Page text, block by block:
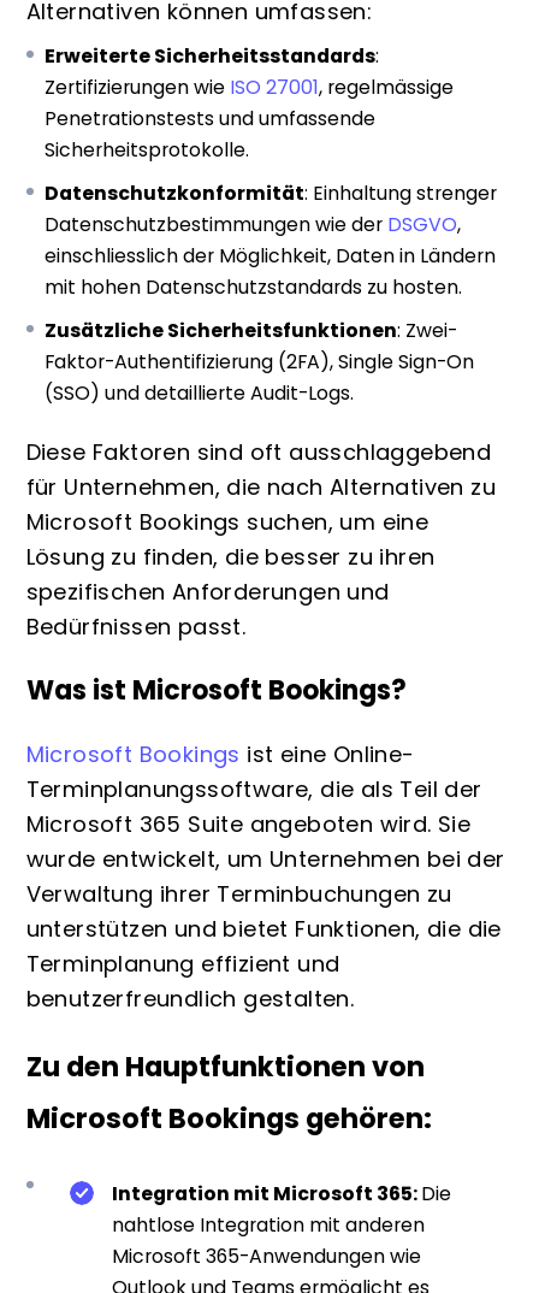
Alternativen können umfassen:
Erweiterte Sicherheitsstandards:
Zertifizierungen wieISO 27001, regelmässige
Penetrationstests und umfassende
Sicherheitsprotokolle.
Datenschutzkonformität: Einhaltung strenger
Datenschutzbestimmungen wie der DSGVO,
einschliesslich der Möglichkeit, Daten in Ländern
mit hohen Datenschutzstandards zu hosten.
Zusätzliche Sicherheitsfunktionen: Zwei-
Faktor-Authentifizierung (2FA), Single Sign-On
(SSO) und detaillierte Audit-Logs.
Diese Faktoren sind oft ausschlaggebend
für Unternehmen, die nach Alternativen zu
Microsoft Bookings suchen, um eine
Lösung zu finden, die besser zu ihren
spezifischen Anforderungen und
Bedürfnissen passt.
Was ist Microsoft Bookings?
Microsoft Bookings ist eine Online-
Terminplanungssoftware, die als Teil der
Microsoft 365 Suite angeboten wird. Sie
wurde entwickelt, um Unternehmen bei der
Verwaltung ihrer Terminbuchungen zu
unterstützen und bietet Funktionen, die die
Terminplanung effizient und
benutzerfreundlich gestalten.
Zu den Hauptfunktionen von
Microsoft Bookings gehören:
Integration mit Microsoft 365:Die
nahtlose Integration mit anderen
Microsoft 365-Anwendungen wie
Outlook und Teams ermöglicht es